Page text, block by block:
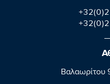
Βαλαωρίτου